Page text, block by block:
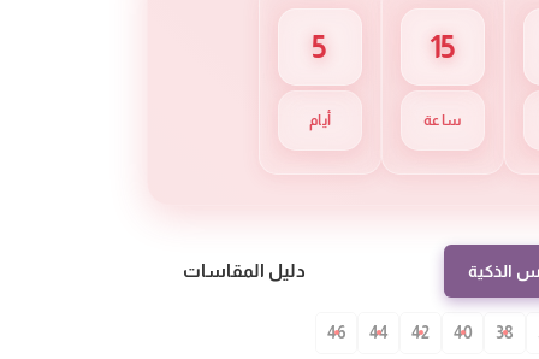
5
أيام
15
ساعة
الذكية دليل المقاسات
38
40
42
44
46